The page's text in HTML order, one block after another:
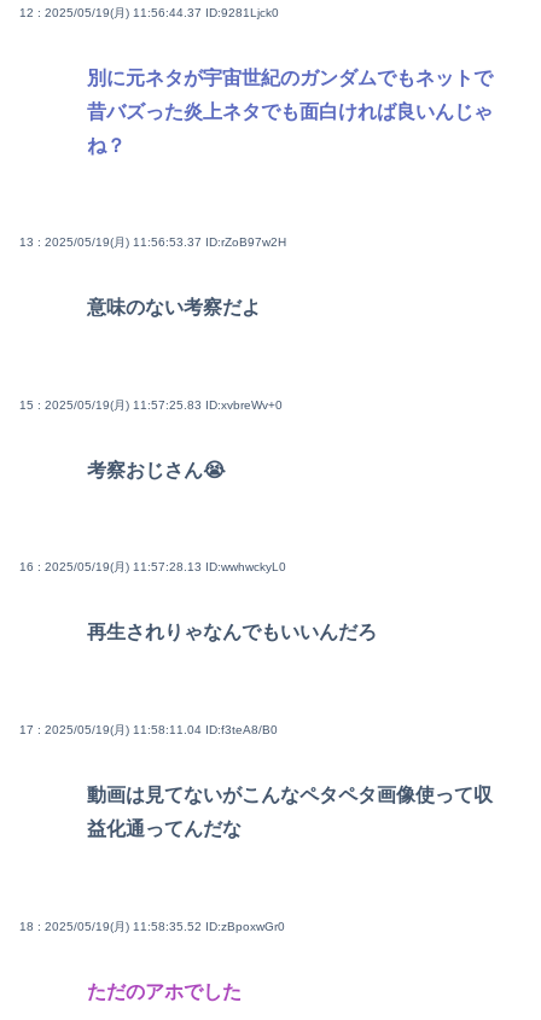
12 : 2025/05/19(月) 11:56:44.37 ID:9281Ljck0
別に元ネタが宇宙世紀のガンダムでもネットで
昔バズった炎上ネタでも面白ければ良いんじゃ
ね？
13 : 2025/05/19(月) 11:56:53.37 ID:rZoB97w2H
意味のない考察だよ
15 : 2025/05/19(月) 11:57:25.83 ID:xvbreWv+0
考察おじさん😭
16 : 2025/05/19(月) 11:57:28.13 ID:wwhwckyL0
再生されりゃなんでもいいんだろ
17 : 2025/05/19(月) 11:58:11.04 ID:f3teA8/B0
動画は見てないがこんなペタペタ画像使って収
益化通ってんだな
18 : 2025/05/19(月) 11:58:35.52 ID:zBpoxwGr0
ただのアホでした